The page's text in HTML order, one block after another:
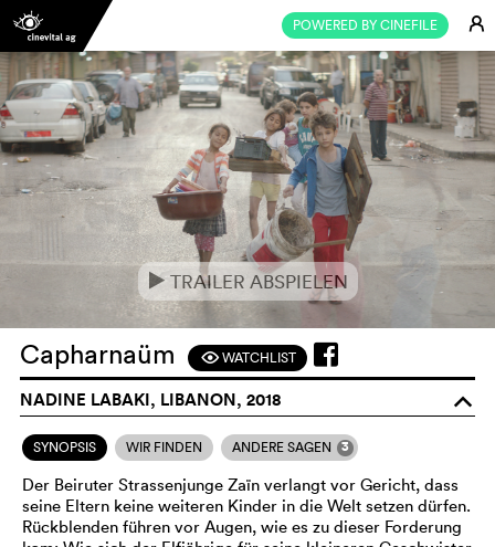
POWERED BY CINEFILE E
e TRAILER ABSPIELEN
Capharnaüm FWATCHLIST
NADINE LABAKI, LIBANON, 2018 o
SYNOPSIS WIR FINDEN ANDERE SAGEN 3
Der Beiruter Strassenjunge Zaïn verlangt vor Gericht, dass
seine Eltern keine weiteren Kinder in die Welt setzen dürfen.
Rückblenden führen vor Augen, wie es zu dieser Forderung